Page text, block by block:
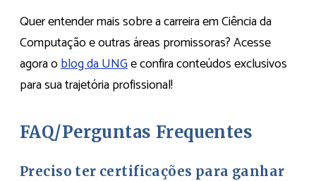
Quer entender mais sobre a carreira em Ciência da
Computação e outras áreas promissoras? Acesse
agora oblog da UNGe confira conteúdos exclusivos
para sua trajetória profissional!
FAQ/Perguntas Frequentes
Preciso ter certificações para ganhar